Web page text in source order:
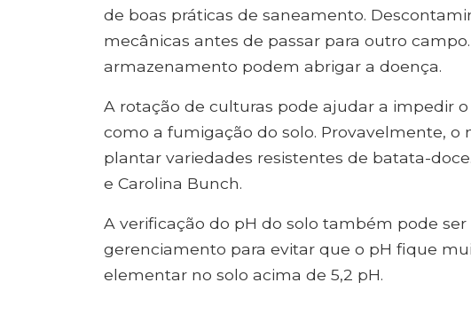
de boas práticas de saneamento.
mecânicas antes de passar para outro
armazenamento podem abrigar a doença.
A rotação de culturas pode ajudar a impedir
como a fumigação do solo. Provavelmente,
plantar variedades resistentes de batata-
e Carolina Bunch.
A verificação do pH do solo também pode
gerenciamento para evitar que o pH fique
elementar no solo acima de 5,2 pH.